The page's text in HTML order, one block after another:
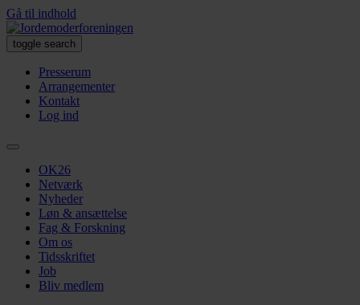
Gå til indhold
toggle search
Presserum
Arrangementer
Kontakt
Log ind
OK26
Netværk
Nyheder
Løn & ansættelse
Fag & Forskning
Om os
Tidsskriftet
Job
Bliv medlem